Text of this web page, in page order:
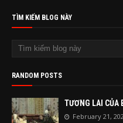
TÌM KIẾM BLOG NÀY
RANDOM POSTS
TƯƠNG LAI CỦA
February 21,